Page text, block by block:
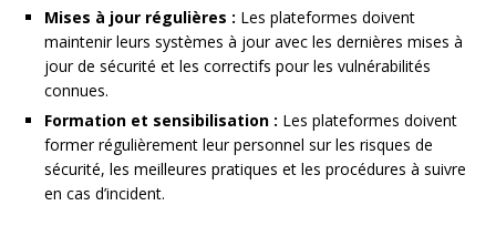
Mises à jour régulières : Les plateformes doivent
maintenir leurs systèmes à jour avec les dernières mises à
jour de sécurité et les correctifs pour les vulnérabilités
connues.
Formation et sensibilisation : Les plateformes doivent
former régulièrement leur personnel sur les risques de
sécurité, les meilleures pratiques et les procédures à suivre
en cas d’incident.